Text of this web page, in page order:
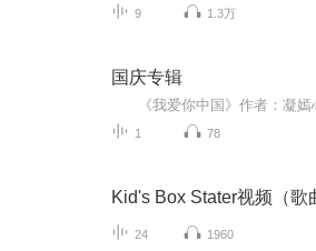
9 1.3万
国庆专辑
1 78
Kid's Box Stater视频（歌
24 1960